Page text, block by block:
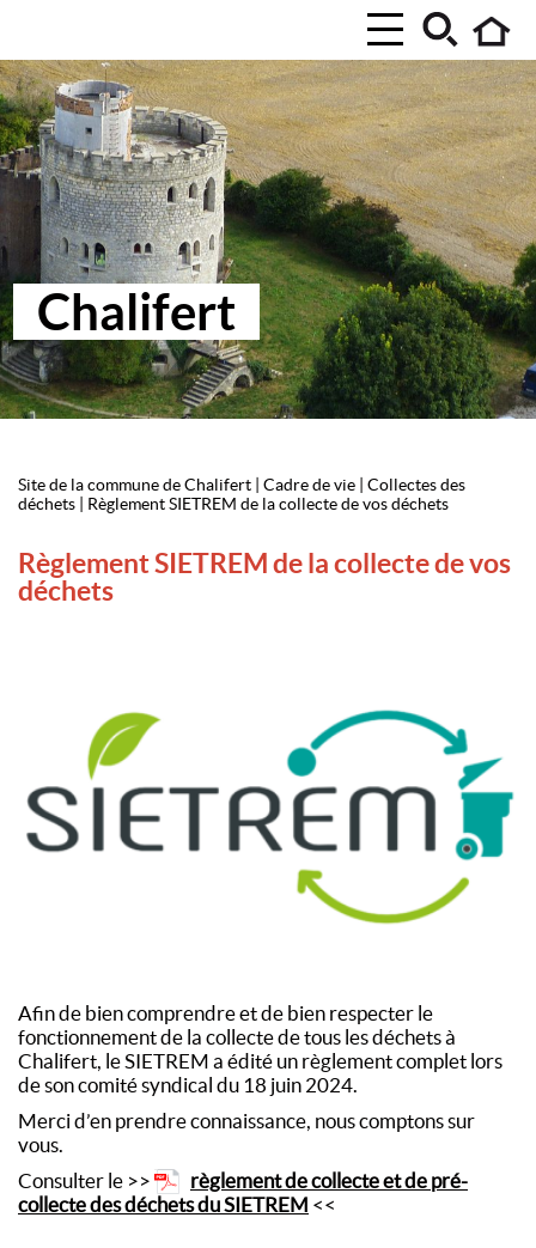
Chalifert
Site de la commune de Chalifert Cadre de vie
Collectes des
déchets
Règlement SIETREM de la collecte de vos déchets
Règlement SIETREM de la collecte de vos
déchets
Afin de bien comprendre et de bien respecter le
fonctionnement de la collecte de tous les déchets à
Chalifert, le SIETREM a édité un règlement complet lors
de son comité syndical du 18 juin 2024.
Merci d’en prendre connaissance, nous comptons sur
vous.
Consulter le >>
règlement de collecte et de pré-
collecte des déchets du SIETREM <<